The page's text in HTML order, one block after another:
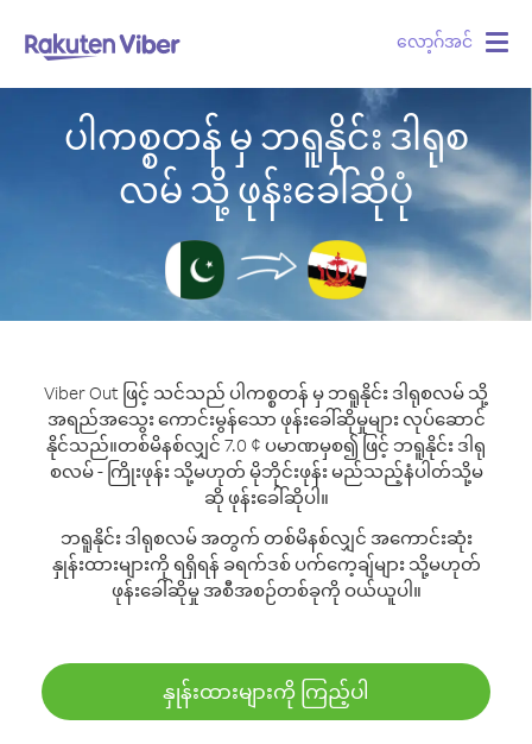
လော့ဂ်အင်
ပါကစ္စတန် မှ ဘရူနိုင်း ဒါရုစ
လမ် သို့ ဖုန်းခေါ်ဆိုပုံ
Viber Out ဖြင့် သင်သည် ပါကစ္စတန် မှ ဘရူနိုင်း ဒါရုစလမ် သို့
အရည်အသွေး ကောင်းမွန်သော ဖုန်းခေါ်ဆိုမှုများ လုပ်ဆောင်
နိုင်သည်။တစ်မိနစ်လျှင် 7.0 ¢ ပမာဏမှစ၍ ဖြင့် ဘရူနိုင်း ဒါရု
စလမ် - ကြိုးဖုန်း သို့မဟုတ် မိုဘိုင်းဖုန်း မည်သည့်နံပါတ်သို့မ
ဆို ဖုန်းခေါ်ဆိုပါ။
ဘရူနိုင်း ဒါရုစလမ် အတွက် တစ်မိနစ်လျှင် အကောင်းဆုံး
နှုန်းထားများကို ရရှိရန် ခရက်ဒစ် ပက်ကေ့ချ်များ သို့မဟုတ်
ဖုန်းခေါ်ဆိုမှု အစီအစဉ်တစ်ခုကို ဝယ်ယူပါ။
နှုန်းထားများကို ကြည့်ပါ